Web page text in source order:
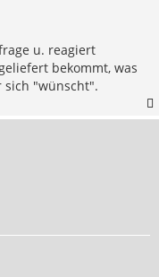
u. reagiert
bekommt, was
"wünscht".